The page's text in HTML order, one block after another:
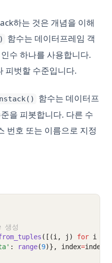
하는 것은 개념을 이해
함수는 데이터프레임 객
수 하나를 사용합니다.
피벗할 수준입니다.
함수는 데이터프
을 피봇합니다. 다른 수
번호 또는 이름으로 지정
생성
([(i, j) for i
: range(9)}, index=index)